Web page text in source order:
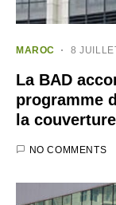
MAROC 8
La BAD
programme
la
NO COMMENTS